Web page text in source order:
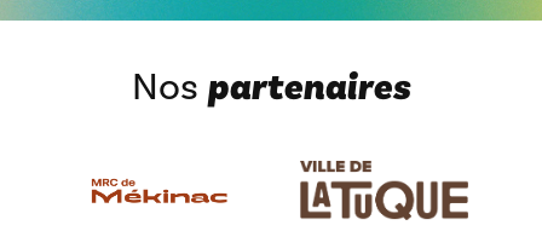
Nos partenaires